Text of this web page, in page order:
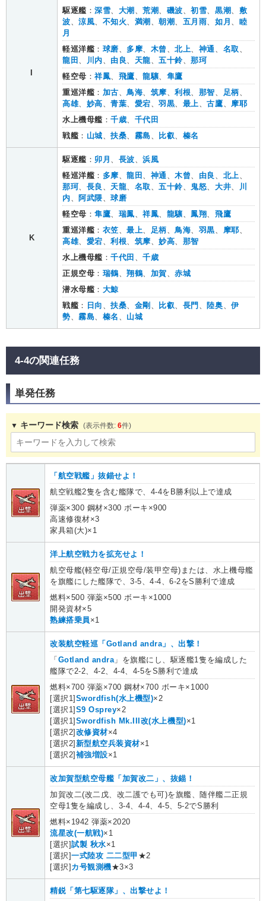
I
駆逐艦 ：深雪 大潮 、荒潮 磯波 、初雪 黒潮
敷
波 、涼風 不知火 満潮 、朝潮 五月雨 如月
睦
月
軽巡洋艦 ： 球磨 多摩 木曾 、北上 神通 名取
龍田
川内 由良 天龍 、五十鈴、那珂
軽空母 ：祥鳳 飛鷹 、龍驤、 隼鷹
重巡洋艦 ： 加古 、鳥海 筑摩 、利根 那智 足柄
高雄、 妙高 、青葉 愛宕 、羽黒 最上 、古鷹
摩耶
水上機母艦 ：千歳
千代田
戦艦 ： 山城 、扶桑 霧島 比叡 榛名
K
駆逐艦 ： 卯月 長波 、浜風
軽巡洋艦 ： 多摩 、龍田 神通 、木曾 由良 北上
那珂
長良 天龍 名取 、五十鈴、 鬼怒 大井
川
内 、阿武隈、球磨
軽空母 ：隼鷹 瑞鳳 、祥鳳 龍驤、 鳳翔
飛鷹
重巡洋艦 ： 衣笠 、最上 足柄 、鳥海 羽黒 摩耶
高雄、 愛宕 、利根 筑摩 、妙高
那智
水上機母艦 ：千代田 、千歳
正規空母 ： 瑞鶴 、翔鶴 加賀 、赤城
潜水母艦 ： 大鯨
戦艦 ： 日向 、扶桑 金剛 比叡 長門 、陸奥 、伊
勢 、霧島 榛名 山城
4-4の関連任務
単発任務
キーワード検索 6
「航空戦艦」抜錨せよ！
航空戦艦2隻を含む艦隊で、4-4をB勝利以上で達成
弾薬×300 鋼材×300 ボーキ×900
高速修復材×3
家具箱(大)×1
洋上航空戦力を拡充せよ！
航空母艦(軽空母/正規空母/装甲空母)または、水上機母艦
を旗艦にした艦隊で、3-5、4-4、6-2をS勝利で達成
燃料×500 弾薬×500 ボーキ×1000
開発資材×5
熟練搭乗員 ×1
改装航空軽巡「Gotland andra」、出撃！
「Gotland andra 」を旗艦にし、駆逐艦1隻を編成した
艦隊で2-2、4-2、4-4、4-5をS勝利で達成
燃料×700 弾薬×700 鋼材×700 ボーキ×1000
[選択1]Swordfish(水上機型)×2
[選択1]S9 Osprey×2
[選択1]Swordfish Mk.III改(水上機型)×1
[選択2]改修資材×4
[選択2]新型航空兵装資材×1
[選択2]補強増設×1
改加賀型航空母艦「加賀改二」、抜錨！
加賀改二(改二戊、改二護でも可)を旗艦、随伴艦二正規
空母1隻を編成し、3-4、4-4、4-5、5-2でS勝利
燃料×1942 弾薬×2020
流星改(一航戦)×1
[選択]試製 秋水×1
[選択]一式陸攻 二二型甲 ★2
[選択]カ号観測機★3×3
精鋭「第七駆逐隊」、出撃せよ！